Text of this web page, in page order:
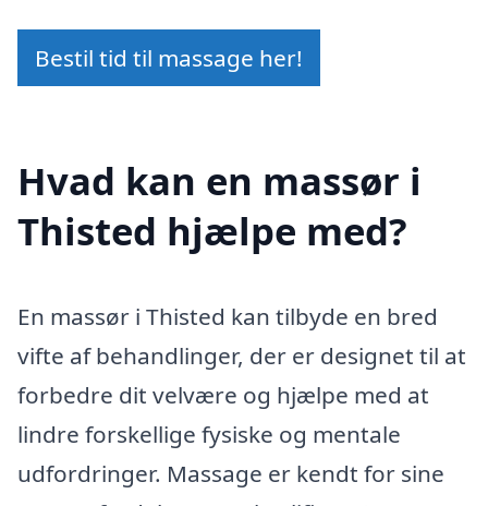
Bestil tid til massage her!
Hvad kan en massør i
Thisted hjælpe med?
En massør i Thisted kan tilbyde en bred
vifte af behandlinger, der er designet til at
forbedre dit velvære og hjælpe med at
lindre forskellige fysiske og mentale
udfordringer. Massage er kendt for sine